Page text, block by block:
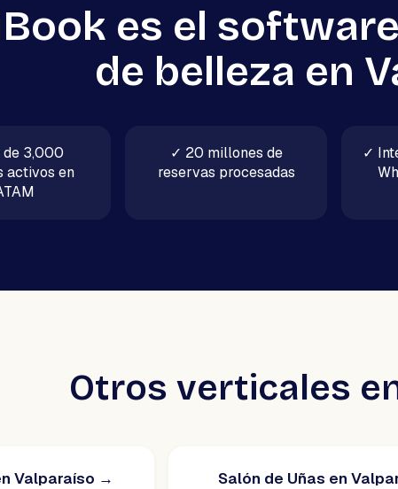
es el
de belleza en
de 3,000
activos en
✓ 20 millones de
reservas procesadas
✓
Otros verticales
Valparaíso → Salón de Uñas en